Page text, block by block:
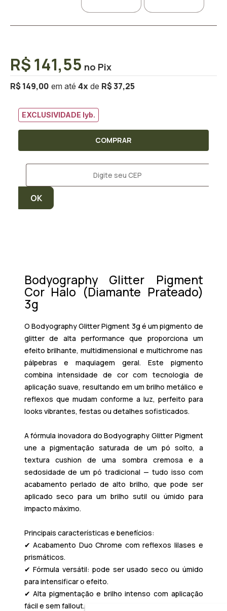
R$ 149,00 4x R$ 37,25
R$ 141,55
EXCLUSIVIDADE lyb.
COMPRAR
Bodyography Glitter Pigment
Cor Halo (Diamante Prateado)
3g
O Bodyography Glitter Pigment 3g é um pigmento de
glitter de alta performance que proporciona um
efeito brilhante, multidimensional e multichrome nas
pálpebras e maquiagem geral. Este pigmento
combina intensidade de cor com tecnologia de
aplicação suave, resultando em um brilho metálico e
reflexos que mudam conforme a luz, perfeito para
looks vibrantes, festas ou detalhes sofisticados.
A fórmula inovadora do Bodyography Glitter Pigment
une a pigmentação saturada de um pó solto, a
textura cushion de uma sombra cremosa e a
sedosidade de um pó tradicional — tudo isso com
acabamento perlado de alto brilho, que pode ser
aplicado seco para um brilho sutil ou úmido para
impacto máximo.
Principais características e benefícios:
✔ Acabamento Duo Chrome com reflexos lilases e
prismáticos.
✔ Fórmula versátil: pode ser usado seco ou úmido
para intensificar o efeito.
✔ Alta pigmentação e brilho intenso com aplicação
fácil e sem fallout.